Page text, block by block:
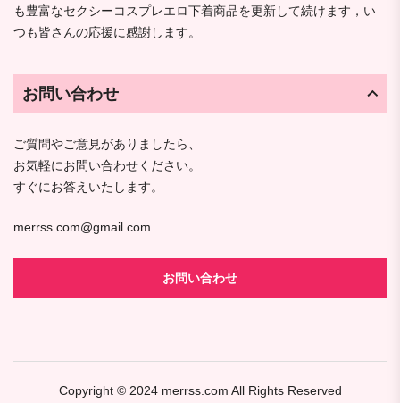
も豊富なセクシーコスプレエロ下着商品を更新して続けます，い
つも皆さんの応援に感謝します。
お問い合わせ
ご質問やご意見がありましたら、
お気軽にお問い合わせください。
すぐにお答えいたします。
merrss.com@gmail.com
お問い合わせ
Copyright © 2024 merrss.com All Rights Reserved